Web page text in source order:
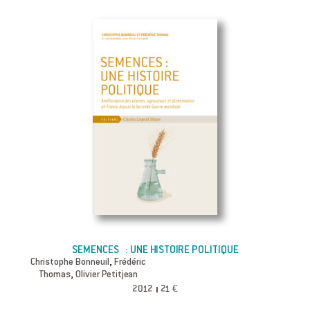
SEMENCES : UNE HISTOIRE POLITIQUE
Christophe Bonneuil, Frédéric
Thomas, Olivier Petitjean
2012 21 €